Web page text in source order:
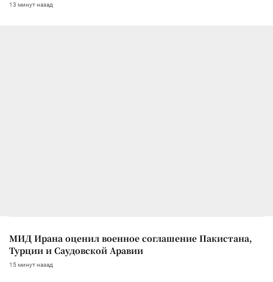
13 минут назад
МИД Ирана оценил военное соглашение Пакистана,
Турции и Саудовской Аравии
15 минут назад